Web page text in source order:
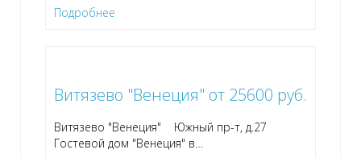
Подробнее
Витязево "Венеция" от 25600 руб.
Витязево "Венеция" Южный пр-т, д.27
Гостевой дом "Венеция" в